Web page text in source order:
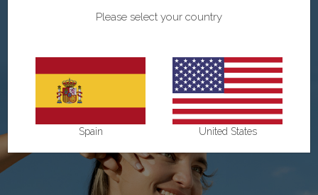
Please select your country
Spain United States